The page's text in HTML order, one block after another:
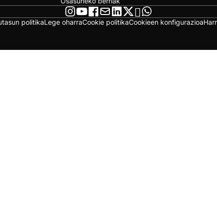
politikaLege oharraCookie politikaCookieen konfigurazioa